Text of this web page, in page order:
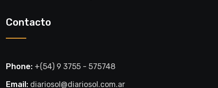
Contacto
Phone: +(54) 9 3755 - 575748
Email: diariosol@diariosol.com.ar